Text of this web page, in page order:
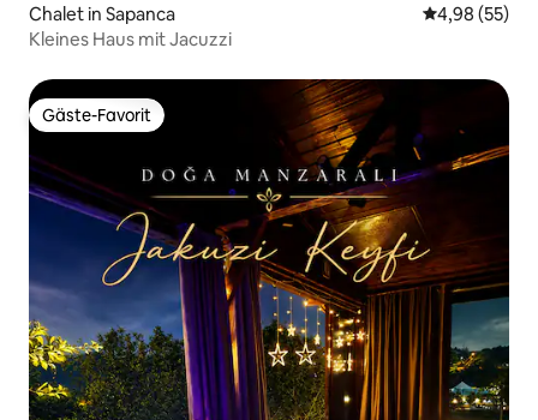
Chalet in Sapanca
4,98 (55)
Kleines Haus mit Jacuzzi
Gäste-Favorit
Gäste-Favorit